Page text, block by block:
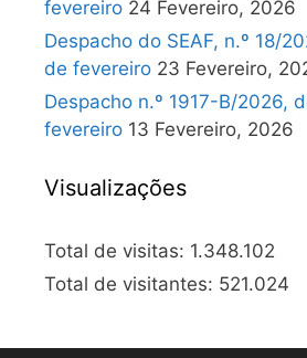
fevereiro 24 Fevereiro, 2026
Despacho do SEAF, n.º 18/
de fevereiro 23 Fevereiro,
Despacho n.º 1917-B/2026,
fevereiro 13 Fevereiro, 2026
Visualizações
Total de visitas: 1.348.102
Total de visitantes: 521.024